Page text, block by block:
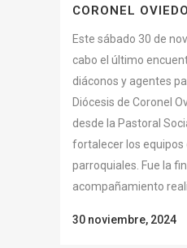
CORONEL OVIEDO
Este sábado 30 de
cabo el último
diáconos y agentes
Diócesis de Coronel
desde la Pastoral
fortalecer los equipos
parroquiales. Fue la
acompañamiento
30 noviembre, 2024